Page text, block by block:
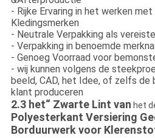
- Rijke Ervaring in het werken
Kledingsmerken
- Neutrale Verpakking als
- Verpakking in benoemde
- Genoeg Voorraad voor
- wij kunnen volgens de
beeld, CAD, het Idee, of zelfs de
klant produceren
2.3 het“ Zwarte Lint van het
Polyesterkant Versiering
Borduurwerk voor